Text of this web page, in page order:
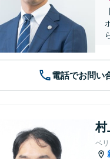
電話でお問い
村
ベ